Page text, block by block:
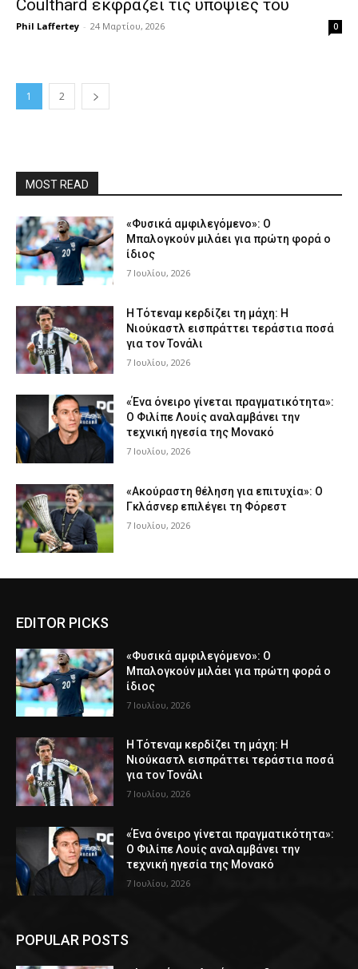
Coulthard εκφράζει τις υποψίες του
Phil Laffertey - 24 Μαρτίου, 2026 0
1 2
MOST READ
«Φυσικά αμφιλεγόμενο»: Ο
Μπαλογκούν μιλάει για πρώτη φορά ο
ίδιος
7 Ιουλίου, 2026
Η Τότεναμ κερδίζει τη μάχη: Η
Νιούκαστλ εισπράττει τεράστια ποσά
για τον Τονάλι
7 Ιουλίου, 2026
«Ένα όνειρο γίνεται πραγματικότητα»:
Ο Φιλίπε Λουίς αναλαμβάνει την
τεχνική ηγεσία της Μονακό
7 Ιουλίου, 2026
«Ακούραστη θέληση για επιτυχία»: Ο
Γκλάσνερ επιλέγει τη Φόρεστ
7 Ιουλίου, 2026
EDITOR PICKS
«Φυσικά αμφιλεγόμενο»: Ο
Μπαλογκούν μιλάει για πρώτη φορά ο
ίδιος
7 Ιουλίου, 2026
Η Τότεναμ κερδίζει τη μάχη: Η
Νιούκαστλ εισπράττει τεράστια ποσά
για τον Τονάλι
7 Ιουλίου, 2026
«Ένα όνειρο γίνεται πραγματικότητα»:
Ο Φιλίπε Λουίς αναλαμβάνει την
τεχνική ηγεσία της Μονακό
7 Ιουλίου, 2026
POPULAR POSTS